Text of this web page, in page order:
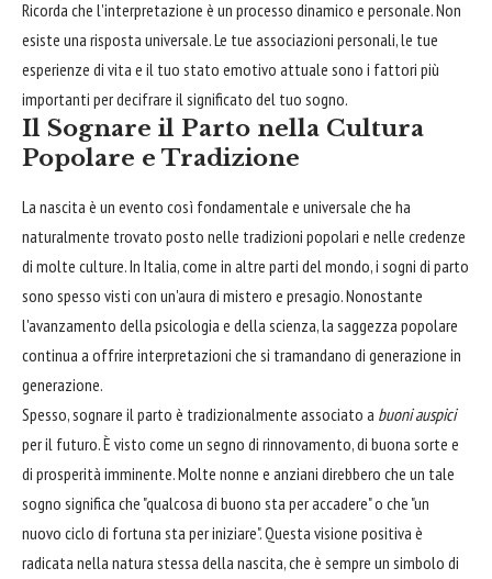
Ricorda che l'interpretazione è un processo dinamico e personale. Non
esiste una risposta universale. Le tue associazioni personali, le tue
esperienze di vita e il tuo stato emotivo attuale sono i fattori più
importanti per decifrare il significato del tuo sogno.
Il Sognare il Parto nella Cultura
Popolare e Tradizione
La nascita è un evento così fondamentale e universale che ha
naturalmente trovato posto nelle tradizioni popolari e nelle credenze
di molte culture. In Italia, come in altre parti del mondo, i sogni di parto
sono spesso visti con un'aura di mistero e presagio. Nonostante
l'avanzamento della psicologia e della scienza, la saggezza popolare
continua a offrire interpretazioni che si tramandano di generazione in
generazione.
Spesso, sognare il parto è tradizionalmente associato a buoni auspici
per il futuro. È visto come un segno di rinnovamento, di buona sorte e
di prosperità imminente. Molte nonne e anziani direbbero che un tale
sogno significa che "qualcosa di buono sta per accadere" o che "un
nuovo ciclo di fortuna sta per iniziare". Questa visione positiva è
radicata nella natura stessa della nascita, che è sempre un simbolo di